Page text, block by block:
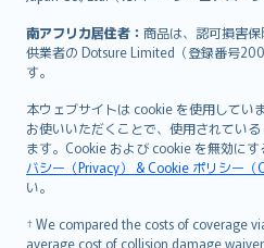
南アフリカ居住者： 商品は、認可損害
供業者の Dotsure Limited（登録番号
す。
本ウェブサイトは cookie を使用してい
お使いいただくことで、使用されてい
ます。Cookie および cookie を無効に
バシー（Privacy） & Cookie ポリシー（
い。
† We compared the costs of coverage
average cost of collision damage